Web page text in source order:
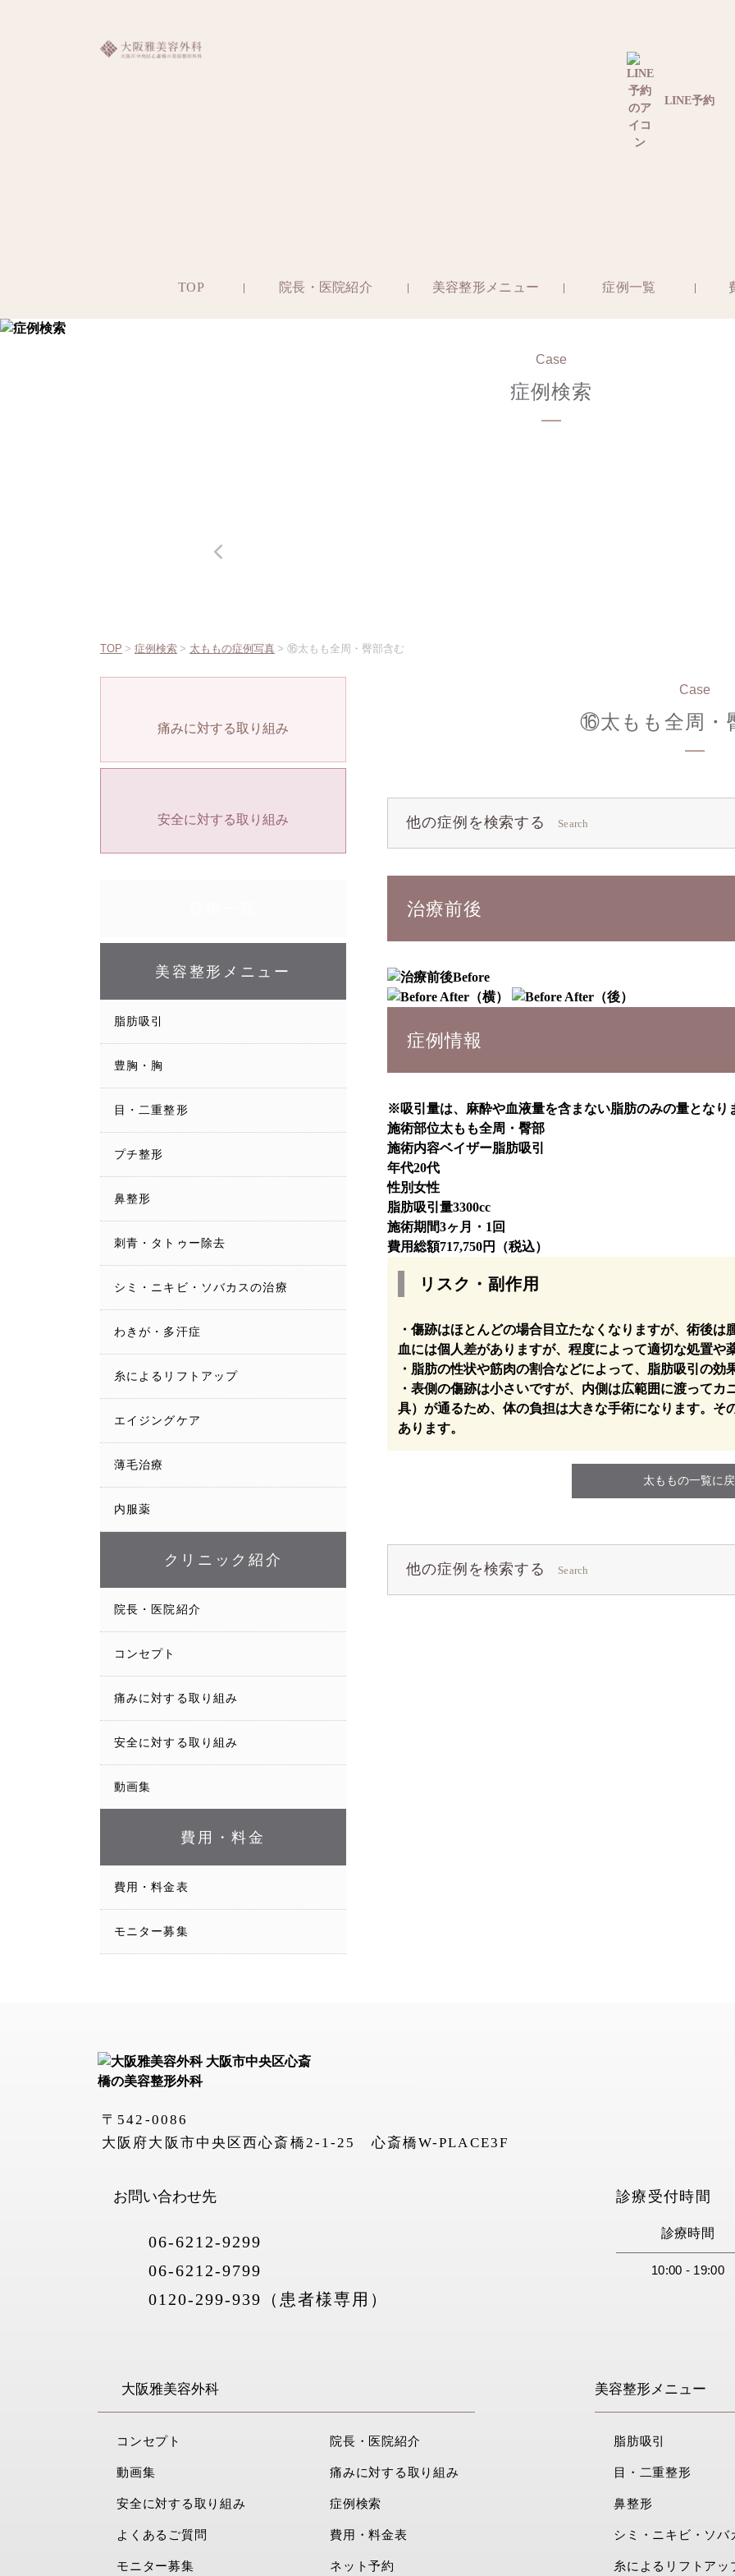
LINE予約
TOP 院長・医院紹介 美容整形メニュー 症例一覧
Case
症例検索
TOP > 症例検索 > 太ももの症例写真 > ⑯太もも全周・臀部含む
Case
⑯太もも全周・
他の症例を検索する Search
治療前後
Before
症例情報
※吸引量は、麻酔や血液量を含まない脂肪のみの量となり
施術部位太もも全周・臀部
施術内容ベイザー脂肪吸引
年代20代
性別女性
脂肪吸引量3300cc
施術期間3ヶ月・1回
費用総額717,750円（税込）
リスク・副作用
・傷跡はほとんどの場合目立たなくなりますが、術後
血には個人差がありますが、程度によって適切な処置や
・脂肪の性状や筋肉の割合などによって、脂肪吸引の効
・表側の傷跡は小さいですが、内側は広範囲に渡って
具）が通るため、体の負担は大きな手術になります。そ
あります。
太ももの一覧に
他の症例を検索する Search
痛みに対する取り組み
安全に対する取り組み
美容整形メニュー
脂肪吸引
豊胸・胸
目・二重整形
プチ整形
鼻整形
刺青・タトゥー除去
シミ・ニキビ・ソバカスの治療
わきが・多汗症
糸によるリフトアップ
エイジングケア
薄毛治療
内服薬
クリニック紹介
院長・医院紹介
コンセプト
痛みに対する取り組み
安全に対する取り組み
動画集
費用・料金
費用・料金表
モニター募集
〒542-0086
大阪府大阪市中央区西心斎橋2-1-25心斎橋W-PLACE3F
お問い合わせ先
06-6212-9299
06-6212-9799
0120-299-939（患者様専用）
診療受付時間
診療時間
10:00 - 19:00
大阪雅美容外科
コンセプト 院長・医院紹介
動画集 痛みに対する取り組み
安全に対する取り組み 症例検索
よくあるご質問 費用・料金表
モニター募集 ネット予約
美容整形メニュー
脂肪吸引
目・二重整形
鼻整形
シミ・ニキビ・ソバ
糸によるリフトアッ